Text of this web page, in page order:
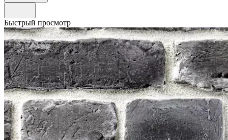
Быстрый просмотр